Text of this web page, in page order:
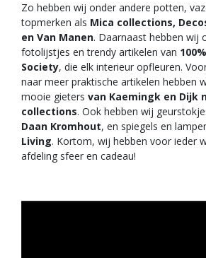
Zo hebben wij onder andere potten,
topmerken als Mica collections,
en Van Manen. Daarnaast hebben wij
fotolijstjes en trendy artikelen van
Society, die elk interieur opfleuren.
naar meer praktische artikelen hebben
mooie gieters van Kaemingk en Dijk
collections. Ook hebben wij
Daan Kromhout, en spiegels en
Living. Kortom, wij hebben voor ieder
afdeling sfeer en cadeau!